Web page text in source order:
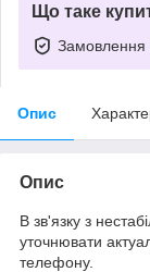
Що таке
Замовлення
Опис
Опис
В зв'язку з
уточнювати
телефону.